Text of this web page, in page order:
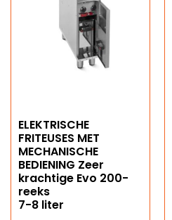
ELEKTRISCHE
FRITEUSES MET
MECHANISCHE
BEDIENING Zeer
krachtige Evo 200-
reeks
7-8 liter